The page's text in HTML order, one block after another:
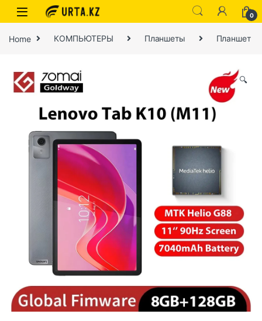
0
Home КОМПЬЮТЕРЫ Планшеты Планшет
🔍